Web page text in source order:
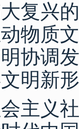
复兴
物质
协调
明新
义社